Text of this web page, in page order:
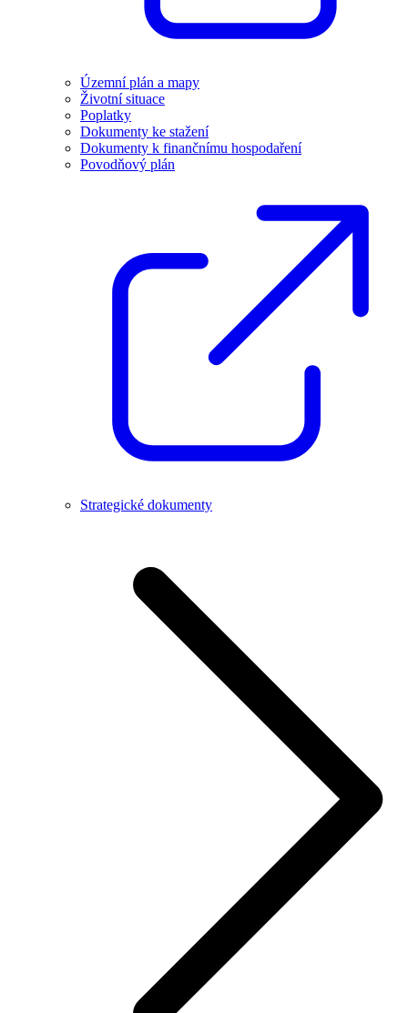
Územní plán a mapy
Životní situace
Poplatky
Dokumenty ke stažení
Dokumenty k finančnímu hospodaření
Povodňový plán
Strategické dokumenty